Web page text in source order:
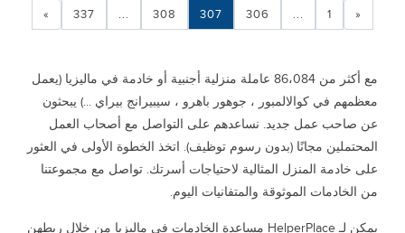
«
1
...
306
307
308
...
337
»
مع أكثر من 86،084 عاملة منزلية أجنبية أو خادمة في ماليزيا (يعمل
معظمهم في كوالالمبور ، جوهور باهرو ، سيبيرانج بيراي ...) يبحثون
عن صاحب عمل جديد. نساعدهم على التواصل مع أصحاب العمل
المحتملين مجانًا (بدون رسوم توظيف). اتخذ الخطوة الأولى في العثور
على خادمة المنزل المثالية لاحتياجات أسرتك. تواصل مع مجموعتنا
من الخادمات الموثوقة والمتفانيات اليوم.
يمكن لـ HelperPlace مساعدة الخادمات في ماليزيا من خلال ربطهن